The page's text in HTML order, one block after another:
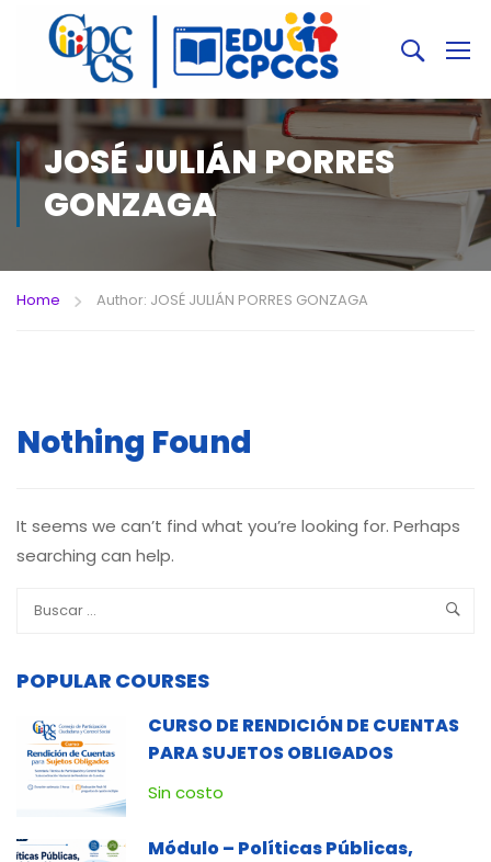
JOSÉ JULIÁN PORRES
GONZAGA
Home Author: JOSÉ JULIÁN PORRES GONZAGA
Nothing Found
It seems we can’t find what you’re looking for. Perhaps
searching can help.
POPULAR COURSES
CURSO DE RENDICIÓN DE CUENTAS
PARA SUJETOS OBLIGADOS
Sin costo
Módulo – Políticas Públicas,